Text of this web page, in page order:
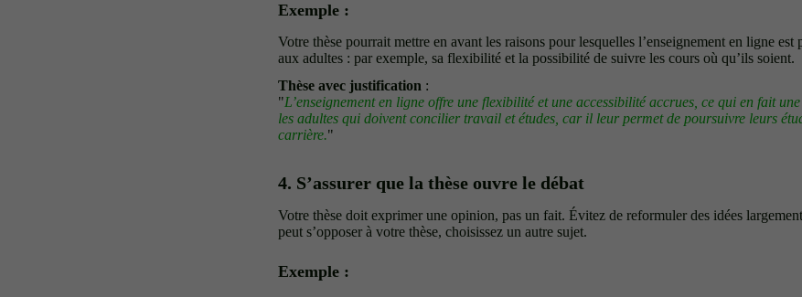
Exemple :
Votre thèse pourrait mettre en avant les raisons pour lesquelles l’enseignement en ligne est
aux adultes : par exemple, sa flexibilité et la possibilité de suivre les cours où qu’ils soient.
Thèse avec justification :
"L’enseignement en ligne offre une flexibilité et une accessibilité accrues, ce qui en fait
les adultes qui doivent concilier travail et études, car il leur permet de poursuivre leurs
carrière."
4. S’assurer que la thèse ouvre le débat
Votre thèse doit exprimer une opinion, pas un fait. Évitez de reformuler des idées
peut s’opposer à votre thèse, choisissez un autre sujet.
Exemple :